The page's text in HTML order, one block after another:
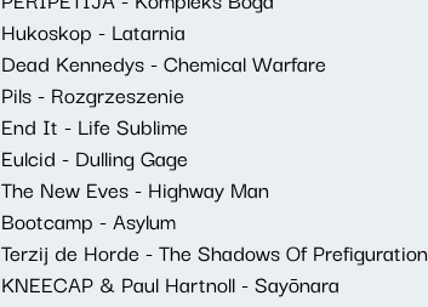
Hukoskop - Latarnia
Dead Kennedys - Chemical Warfare
Pils - Rozgrzeszenie
End It - Life Sublime
Eulcid - Dulling Gage
The New Eves - Highway Man
Bootcamp - Asylum
Terzij de Horde - The Shadows Of Prefiguration
KNEECAP & Paul Hartnoll - Sayōnara